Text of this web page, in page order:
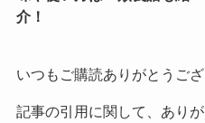
介！
いつもご購読ありがとうござ
記事の引用に関して、あり